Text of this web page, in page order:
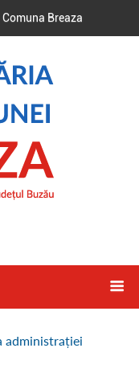
Breaza
administrației